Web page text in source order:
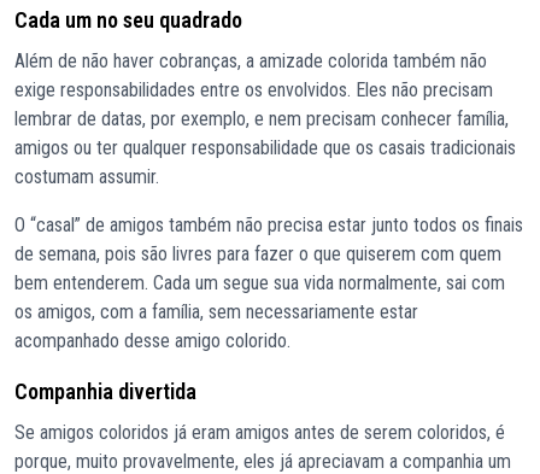
Cada um no seu quadrado
Além de não haver cobranças, a amizade colorida também não
exige responsabilidades entre os envolvidos. Eles não precisam
lembrar de datas, por exemplo, e nem precisam conhecer família,
amigos ou ter qualquer responsabilidade que os casais tradicionais
costumam assumir.
O “casal” de amigos também não precisa estar junto todos os finais
de semana, pois são livres para fazer o que quiserem com quem
bem entenderem. Cada um segue sua vida normalmente, sai com
os amigos, com a família, sem necessariamente estar
acompanhado desse amigo colorido.
Companhia divertida
Se amigos coloridos já eram amigos antes de serem coloridos, é
porque, muito provavelmente, eles já apreciavam a companhia um